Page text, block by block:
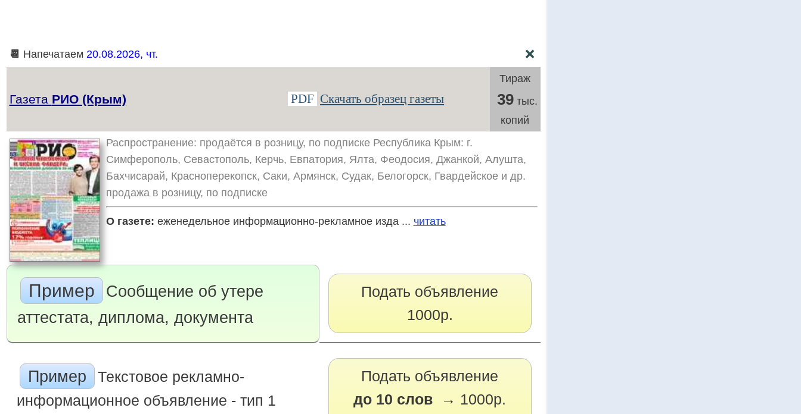
📆 Напечатаем 20.08.2026, чт. ❌
Газета РИО (Крым) PDF Скачать образец газеты
Тираж
39тыс.
копий
Распространение: продаётся в розницу, по подписке Республика Крым: г.
Симферополь, Севастополь, Керчь, Евпатория, Ялта, Феодосия, Джанкой, Алушта,
Бахчисарай, Красноперекопск, Саки, Армянск, Судак, Белогорск, Гвардейское и др.
продажа в розницу, по подписке
О газете: еженедельное информационно-рекламное изда ... читать
Пример Сообщение об утере
аттестата, диплома, документа
Подать объявление
1000р.
Пример
Текстовое рекламно-
информационное объявление - тип 1
Подать объявление
до 10 слов → 1000р.